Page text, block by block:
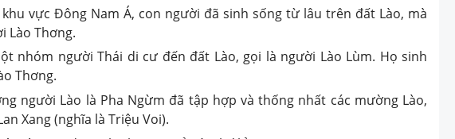
vực Đông Nam Á, con người đã sinh sống từ lâu trên đất Lào, mà
Lào Thơng.
nhóm người Thái di cư đến đất Lào, gọi là người Lào Lùm. Họ sinh
Thơng.
người Lào là Pha Ngừm đã tập hợp và thống nhất các mường Lào,
Xang (nghĩa là Triệu Voi).